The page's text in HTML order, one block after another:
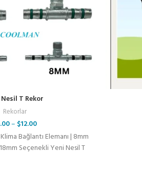
T Rekor
Rekorlar
– $12.00
Bağlantı Elemanı | 8mm
Seçenekli Yeni Nesil T